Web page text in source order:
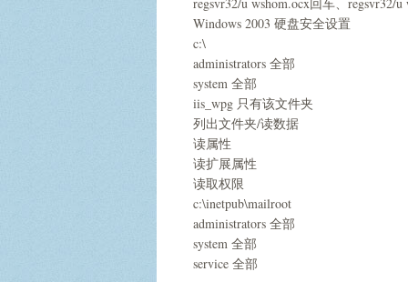
Windows 2003 硬盘安全设置
c:\
administrators 全部
system 全部
iis_wpg 只有该文件夹
列出文件夹/读数据
读属性
读扩展属性
读取权限
c:\inetpub\mailroot
administrators 全部
system 全部
service 全部